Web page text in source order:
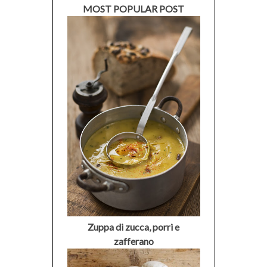
MOST POPULAR POST
Zuppa di zucca, porri e
zafferano